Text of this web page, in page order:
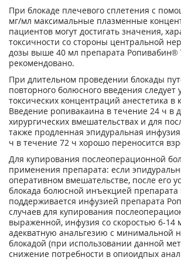
При блокаде плечевого сплетения с
мг/мл максимальные плазменные
пациентов могут достигать значения,
токсичности со стороны центральной
дозы выше 40 мл препарата Ропивабин®
рекомендовано.
При длительном проведении блокады
повторного болюсного введения
токсических концентраций анестетика
Введение ропивакаина в течение 24 ч в
хирургических вмешательствах и для
также продленная эпидуральная
ч в течение 72 ч хорошо переносится
Для купирования послеоперационной
применения препарата: если
оперативном вмешательстве, после его
блокада болюсной инъекцией
поддерживается инфузией препарата
случаев для купирования
выраженной, инфузия со скоростью 6-14
адекватную анальгезию с минимальной
блокадой (при использовании данной
снижение потребности в опиоидпых